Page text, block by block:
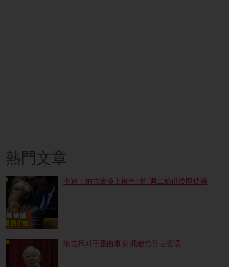
熱門文章
卡迪：納吉會換上橙色T恤 週二錄供後即被捕
纳吉斥对手歪曲事实 我败给甜言蜜语